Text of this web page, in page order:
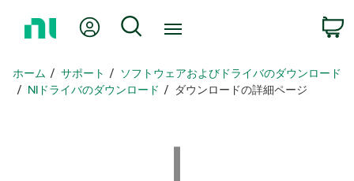
ペ
ー
Myアカウント
検索
ホーム サポート
ソフトウェアおよびドライバのダウンロード
NIドライバのダウンロード
ダウンロードの詳細ページ